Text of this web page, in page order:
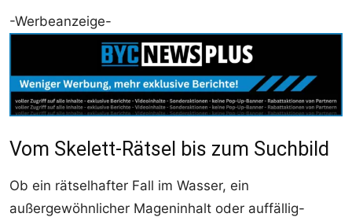
-Werbeanzeige-
Vom Skelett-Rätsel bis zum Suchbild
Ob ein rätselhafter Fall im Wasser, ein
außergewöhnlicher Mageninhalt oder auffällig-